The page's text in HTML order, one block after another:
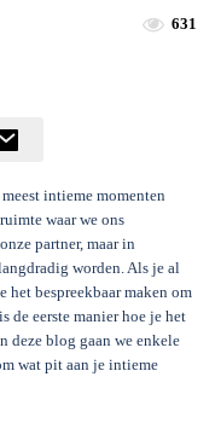
631
intieme momenten
waar we ons
partner, maar in
worden. Als je al
het bespreekbaar maken om
de eerste manier hoe je het
deze blog gaan we enkele
wat pit aan je intieme